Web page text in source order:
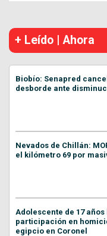
+ Leído | Ahora
Biobío: Senapred
desborde ante
Nevados de Chillán:
el kilómetro 69 por
Adolescente de 17
participación en
egipcio en Coronel